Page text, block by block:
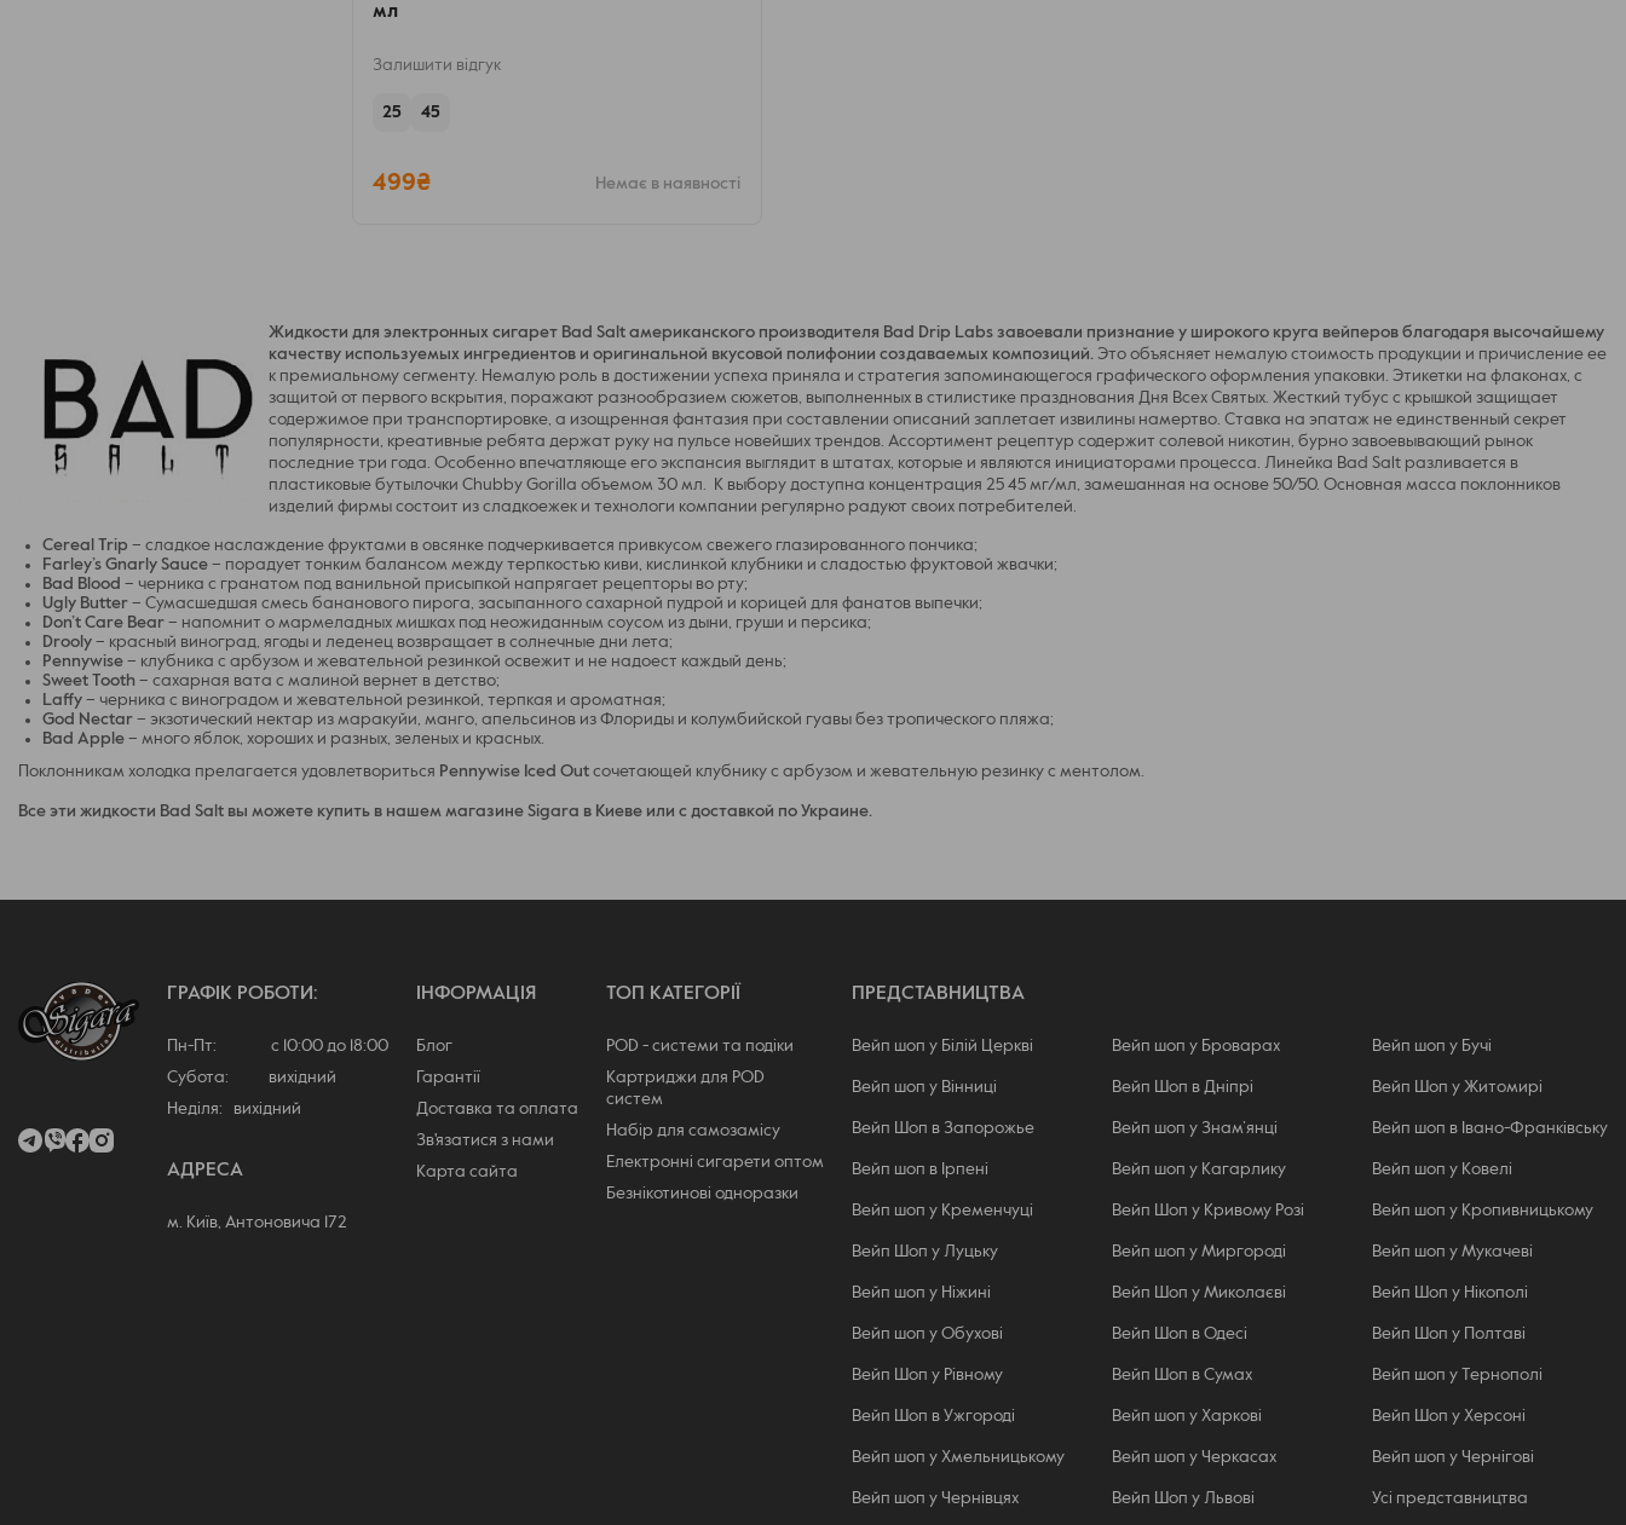
мл
Залишити відгук
25 45
499₴ Немає в наявності
Жидкости для электронных сигарет Bad Salt американского производителя Bad Drip Labs завоевали признание у широкого круга вейперов благодаря высочайшему
качеству используемых ингредиентов и оригинальной вкусовой полифонии создаваемых композиций. Это объясняет немалую стоимость продукции и причисление ее
к премиальному сегменту. Немалую роль в достижении успеха приняла и стратегия запоминающегося графического оформления упаковки. Этикетки на флаконах, с
защитой от первого вскрытия, поражают разнообразием сюжетов, выполненных в стилистике празднования Дня Всех Святых. Жесткий тубус с крышкой защищает
содержимое при транспортировке, а изощренная фантазия при составлении описаний заплетает извилины намертво. Ставка на эпатаж не единственный секрет
популярности, креативные ребята держат руку на пульсе новейших трендов. Ассортимент рецептур содержит солевой никотин, бурно завоевывающий рынок
последние три года. Особенно впечатляюще его экспансия выглядит в штатах, которые и являются инициаторами процесса. Линейка Bad Salt разливается в
пластиковые бутылочки Chubby Gorilla объемом 30 мл. К выбору доступна концентрация 25 45 мг/мл, замешанная на основе 50/50. Основная масса поклонников
изделий фирмы состоит из сладкоежек и технологи компании регулярно радуют своих потребителей.
Cereal Trip – сладкое наслаждение фруктами в овсянке подчеркивается привкусом свежего глазированного пончика;
Farley’s Gnarly Sauce – порадует тонким балансом между терпкостью киви, кислинкой клубники и сладостью фруктовой жвачки;
Bad Blood – черника с гранатом под ванильной присыпкой напрягает рецепторы во рту;
Ugly Butter – Сумасшедшая смесь бананового пирога, засыпанного сахарной пудрой и корицей для фанатов выпечки;
Don’t Care Bear – напомнит о мармеладных мишках под неожиданным соусом из дыни, груши и персика;
Drooly – красный виноград, ягоды и леденец возвращает в солнечные дни лета;
Pennywise – клубника с арбузом и жевательной резинкой освежит и не надоест каждый день;
Sweet Tooth – сахарная вата с малиной вернет в детство;
Laffy – черника с виноградом и жевательной резинкой, терпкая и ароматная;
God Nectar – экзотический нектар из маракуйи, манго, апельсинов из Флориды и колумбийской гуавы без тропического пляжа;
Bad Apple – много яблок, хороших и разных, зеленых и красных.
Поклонникам холодка прелагается удовлетвориться Pennywise Iced Out сочетающей клубнику с арбузом и жевательную резинку с ментолом.
Все эти жидкости Bad Salt вы можете купить в нашем магазине Sigara в Киеве или с доставкой по Украине.
ГРАФІК РОБОТИ:
Пн-Пт: с 10:00 до 18:00
Субота: вихідний
Неділя: вихідний
АДРЕСА
м. Київ, Антоновича 172
ІНФОРМАЦІЯ
Блог
Гарантії
Доставка та оплата
Зв'язатися з нами
Карта сайта
ТОП КАТЕГОРІЇ
POD - системи та подіки
Картриджи для POD
систем
Набір для самозамісу
Електронні сигарети оптом
Безнікотинові одноразки
ПРЕДСТАВНИЦТВА
Вейп шоп у Білій Церкві Вейп шоп у Броварах Вейп шоп у Бучі
Вейп шоп у Вінниці Вейп Шоп в Дніпрі Вейп Шоп у Житомирі
Вейп Шоп в Запорожье Вейп шоп у Знам’янці Вейп шоп в Івано-Франківську
Вейп шоп в Ірпені Вейп шоп у Кагарлику Вейп шоп у Ковелі
Вейп шоп у Кременчуці Вейп Шоп у Кривому Розі Вейп шоп у Кропивницькому
Вейп Шоп у Луцьку Вейп шоп у Миргороді Вейп шоп у Мукачеві
Вейп шоп у Ніжині Вейп Шоп у Миколаєві Вейп Шоп у Нікополі
Вейп шоп у Обухові Вейп Шоп в Одесі Вейп Шоп у Полтаві
Вейп Шоп у Рівному Вейп Шоп в Сумах Вейп шоп у Тернополі
Вейп Шоп в Ужгороді Вейп шоп у Харкові Вейп Шоп у Херсоні
Вейп шоп у Хмельницькому Вейп шоп у Черкасах Вейп шоп у Чернігові
Вейп шоп у Чернівцях Вейп Шоп у Львові Усі представництва